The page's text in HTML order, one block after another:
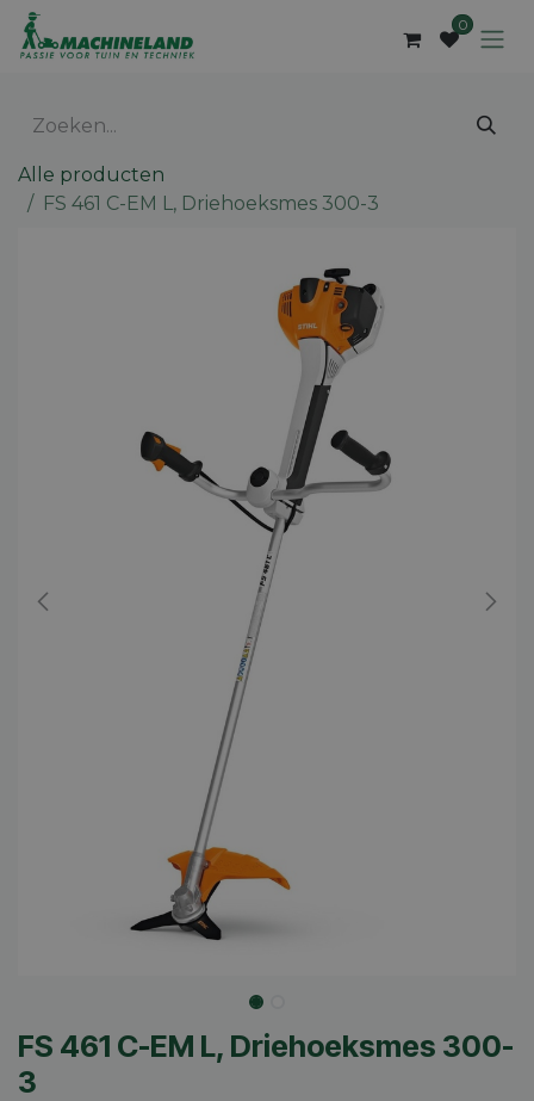
Overslaan naar inhoud
0
Alle producten
FS 461 C-EM L, Driehoeksmes 300-3
FS 461 C-EM L, Driehoeksmes 300-
3